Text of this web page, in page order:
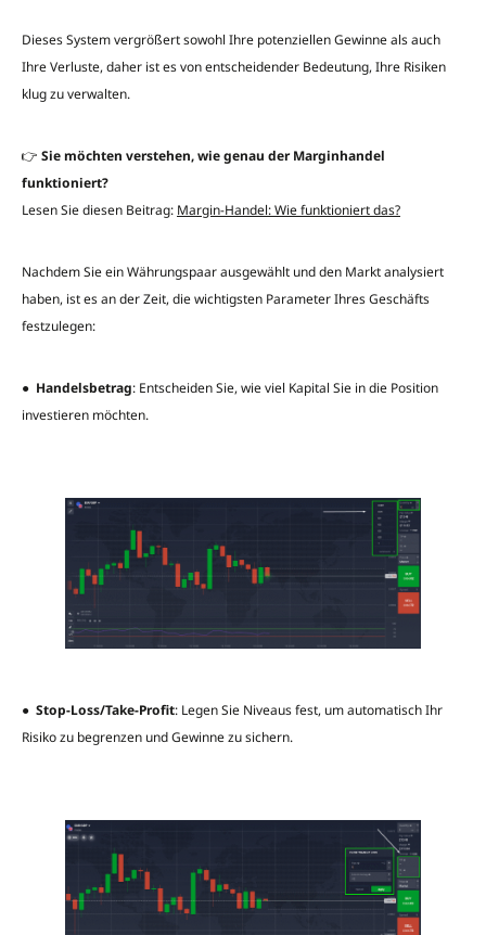
Dieses System vergrößert sowohl Ihre potenziellen Gewinne als auch
Ihre Verluste, daher ist es von entscheidender Bedeutung, Ihre Risiken
klug zu verwalten.
👉 Sie möchten verstehen, wie genau der Marginhandel
funktioniert?
Lesen Sie diesen Beitrag: Margin-Handel: Wie funktioniert das?
Nachdem Sie ein Währungspaar ausgewählt und den Markt analysiert
haben, ist es an der Zeit, die wichtigsten Parameter Ihres Geschäfts
festzulegen:
● Handelsbetrag: Entscheiden Sie, wie viel Kapital Sie in die Position
investieren möchten.
● Stop-Loss/Take-Profit: Legen Sie Niveaus fest, um automatisch Ihr
Risiko zu begrenzen und Gewinne zu sichern.